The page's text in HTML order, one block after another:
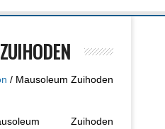
/ Mausoleum Zuihoden
Zuihoden